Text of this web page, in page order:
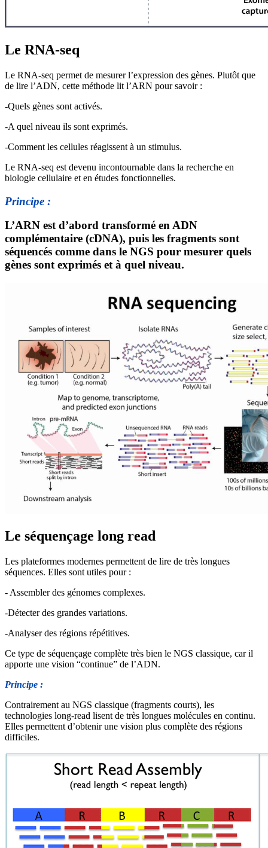
Le RNA-seq
Le RNA-seq permet de mesurer l’expression des gènes. Plutôt que
de lire l’ADN, cette méthode lit l’ARN pour savoir :
-Quels gènes sont activés.
-A quel niveau ils sont exprimés.
-Comment les cellules réagissent à un stimulus.
Le RNA-seq est devenu incontournable dans la recherche en
biologie cellulaire et en études fonctionnelles.
Principe :
L’ARN est d’abord transformé en ADN
complémentaire (cDNA), puis les fragments sont
séquencés comme dans le NGS pour mesurer quels
gènes sont exprimés et à quel niveau.
Le séquençage long read
Les plateformes modernes permettent de lire de très longues
séquences. Elles sont utiles pour :
- Assembler des génomes complexes.
-Détecter des grandes variations.
-Analyser des régions répétitives.
Ce type de séquençage complète très bien le NGS classique, car il
apporte une vision “continue” de l’ADN.
Principe :
Contrairement au NGS classique (fragments courts), les
technologies long-read lisent de très longues molécules en continu.
Elles permettent d’obtenir une vision plus complète des régions
difficiles.